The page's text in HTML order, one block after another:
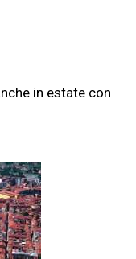
in estate con